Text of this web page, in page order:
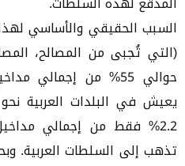
السبب الحقيقي والأساسي لهذا
(التي تُجبى من المصالح،
حوالي 55% من إجمالي
2.2% فقط من إجمالي مداخيل
تذهب إلى السلطات العربية.